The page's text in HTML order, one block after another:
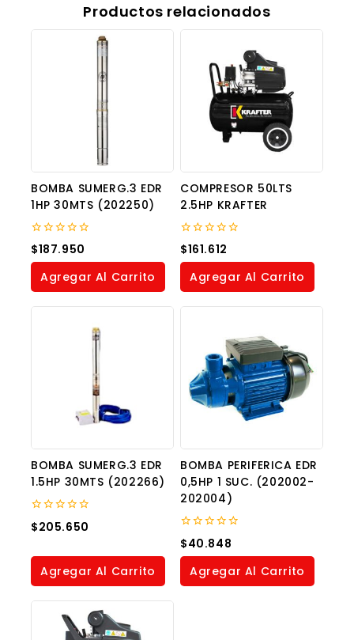
Productos relacionados
BOMBA SUMERG.3 EDR
1HP 30MTS (202250)
0
out
of
$187.950
Agregar Al Carrito
COMPRESOR 50LTS
2.5HP KRAFTER
0
out
of
$161.612
Agregar Al Carrito
BOMBA SUMERG.3 EDR
1.5HP 30MTS (202266)
0
out
5
$205.650
Agregar Al Carrito
BOMBA PERIFERICA EDR
0,5HP 1 SUC. (202002-
202004)
0
out
of
$40.848
Agregar Al Carrito